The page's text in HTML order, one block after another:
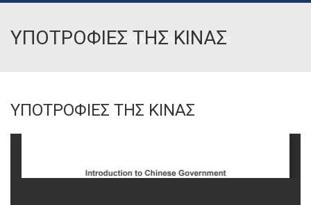
ΥΠΟΤΡΟΦΙΕΣ ΤΗΣ ΚΙΝΑΣ
ΥΠΟΤΡΟΦΙΕΣ ΤΗΣ ΚΙΝΑΣ